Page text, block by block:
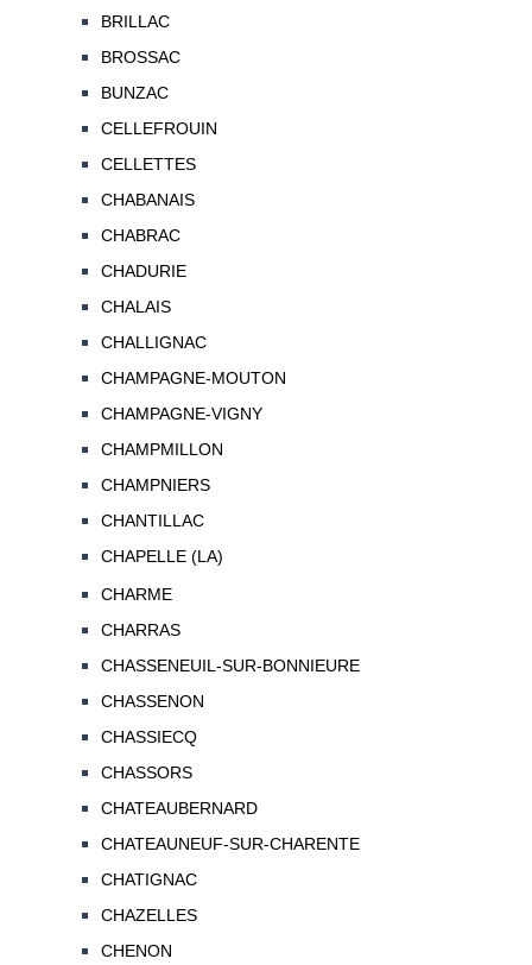
BRILLAC
BROSSAC
BUNZAC
CELLEFROUIN
CELLETTES
CHABANAIS
CHABRAC
CHADURIE
CHALAIS
CHALLIGNAC
CHAMPAGNE-MOUTON
CHAMPAGNE-VIGNY
CHAMPMILLON
CHAMPNIERS
CHANTILLAC
CHAPELLE (LA)
CHARME
CHARRAS
CHASSENEUIL-SUR-BONNIEURE
CHASSENON
CHASSIECQ
CHASSORS
CHATEAUBERNARD
CHATEAUNEUF-SUR-CHARENTE
CHATIGNAC
CHAZELLES
CHENON